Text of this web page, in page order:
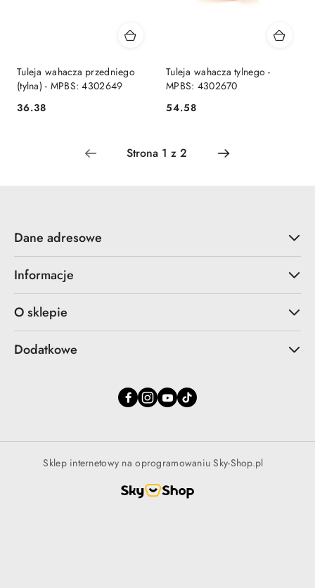
Tuleja wahacza przedniego
(tylna) - MPBS: 4302649
Cena:
36.38
Tuleja wahacza tylnego -
MPBS: 4302670
Cena:
54.58
Dane adresowe
Informacje
O sklepie
Dodatkowe
Sklep internetowy na oprogramowaniu Sky-Shop.pl